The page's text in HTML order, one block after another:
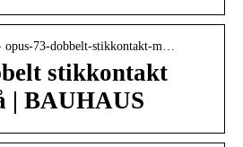
opus-73-dobbelt-stikkontakt-m…
stikkontakt
| BAUHAUS